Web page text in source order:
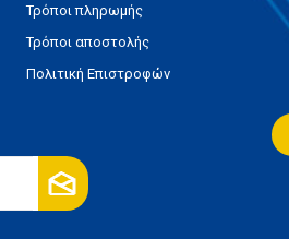
Τρόποι πληρωμής
Τρόποι αποστολής
Πολιτική Επιστροφών